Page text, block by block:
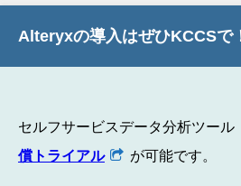
Alteryxの導入はぜひKCCSで
セルフサービスデータ分析ツール
償トライアル
が可能です。